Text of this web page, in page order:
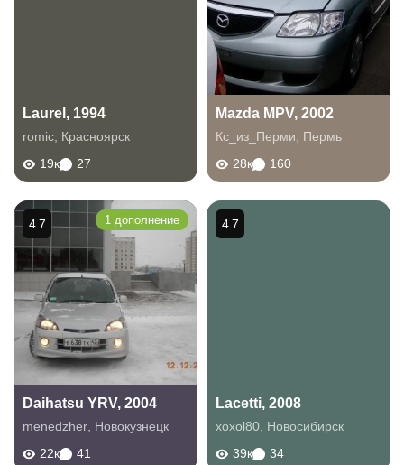
Laurel, 1994
romic Красноярск
19к
27
Mazda MPV, 2002
Кс_из_Перми
Пермь
28к
160
Daihatsu YRV, 2004
menedzher Новокузнецк
22к
41
4.7 1 дополнение
Lacetti, 2008
xoxol80 Новосибирск
39к
34
4.7